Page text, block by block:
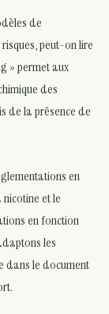
de
peut-on lire
» permet aux
des
de la présence de
en
et le
en fonction
les
dans le document